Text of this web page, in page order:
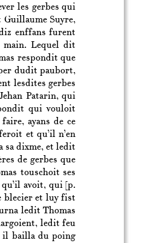
les gerbes qui
Guillaume Suyre,
enffans furent
Lequel dit
respondit que
dudit paubort,
lesdites gerbes
Patarin, qui
qui vouloit
ayans de ce
et qu’il n’en
sa dixme, et ledit
de gerbes que
touschoit ses
qu’il avoit, qui [p.
blecier et luy fist
ledit Thomas
ledit feu
il bailla du poing